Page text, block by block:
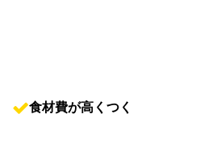
食材費が高くつく